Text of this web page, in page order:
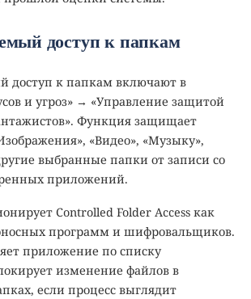
доступ к папкам
доступ к папкам включают в
и угроз» → «Управление защитой
Функция защищает
«Видео», «Музыку»,
выбранные папки от записи со
приложений.
Controlled Folder Access как
программ и шифровальщиков.
приложение по списку
изменение файлов в
если процесс выглядит